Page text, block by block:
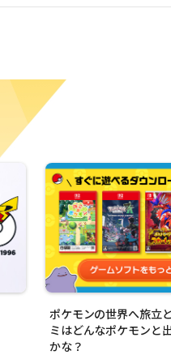
ポケモンの世界へ旅立
ミはどんなポケモンと
かな？